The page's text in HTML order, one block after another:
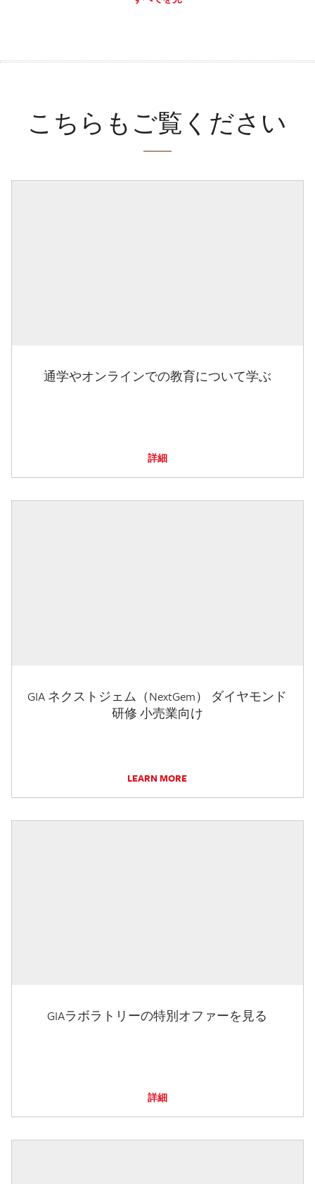
こちらもご覧ください
通学やオンラインでの教育について学ぶ
詳細
GIA ネクストジェム（NextGem） ダイヤモンド
研修 小売業向け
LEARN MORE
GIAラボラトリーの特別オファーを見る
詳細